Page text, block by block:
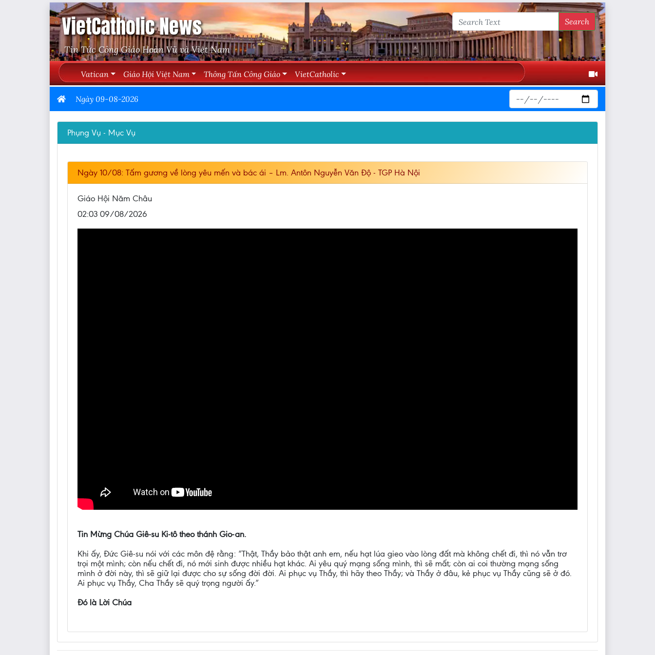
VietCatholic News
Tin Tức Công Giáo Hoàn Vũ và Việt Nam
Search
Vatican Giáo Hội Việt Nam Thông Tấn Công Giáo VietCatholic
Ngày 09-08-2026
Phụng Vụ - Mục Vụ
Ngày 10/08: Tấm gương về lòng yêu mến và bác ái – Lm. Antôn Nguyễn Văn Độ - TGP Hà Nội
Giáo Hội Năm Châu
02:03 09/08/2026
Tin Mừng Chúa Giê-su Ki-tô theo thánh Gio-an.
Khi ấy, Đức Giê-su nói với các môn đệ rằng: “Thật, Thầy bảo thật anh em, nếu hạt lúa gieo vào lòng đất mà không chết đi, thì nó vẫn trơ
trọi một mình; còn nếu chết đi, nó mới sinh được nhiều hạt khác. Ai yêu quý mạng sống mình, thì sẽ mất; còn ai coi thường mạng sống
mình ở đời này, thì sẽ giữ lại được cho sự sống đời đời. Ai phục vụ Thầy, thì hãy theo Thầy; và Thầy ở đâu, kẻ phục vụ Thầy cũng sẽ ở đó.
Ai phục vụ Thầy, Cha Thầy sẽ quý trọng người ấy.”
Đó là Lời Chúa